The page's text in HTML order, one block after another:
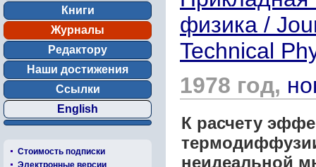
Книги
Журналы
Редактору
Наши достижения
Ссылки
English
Стоимость подписки
Электронные версии
физика /
Technical
1978 год,
К расчету
неидеальной